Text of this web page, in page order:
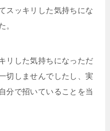
スッキリした気持ちにな
。
リした気持ちになっただ
切しませんでしたし、実
分で招いていることを当